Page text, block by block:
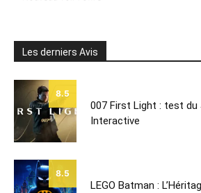
Les derniers Avis
8.5
007 First Light : test du
Interactive
8.5
LEGO Batman :